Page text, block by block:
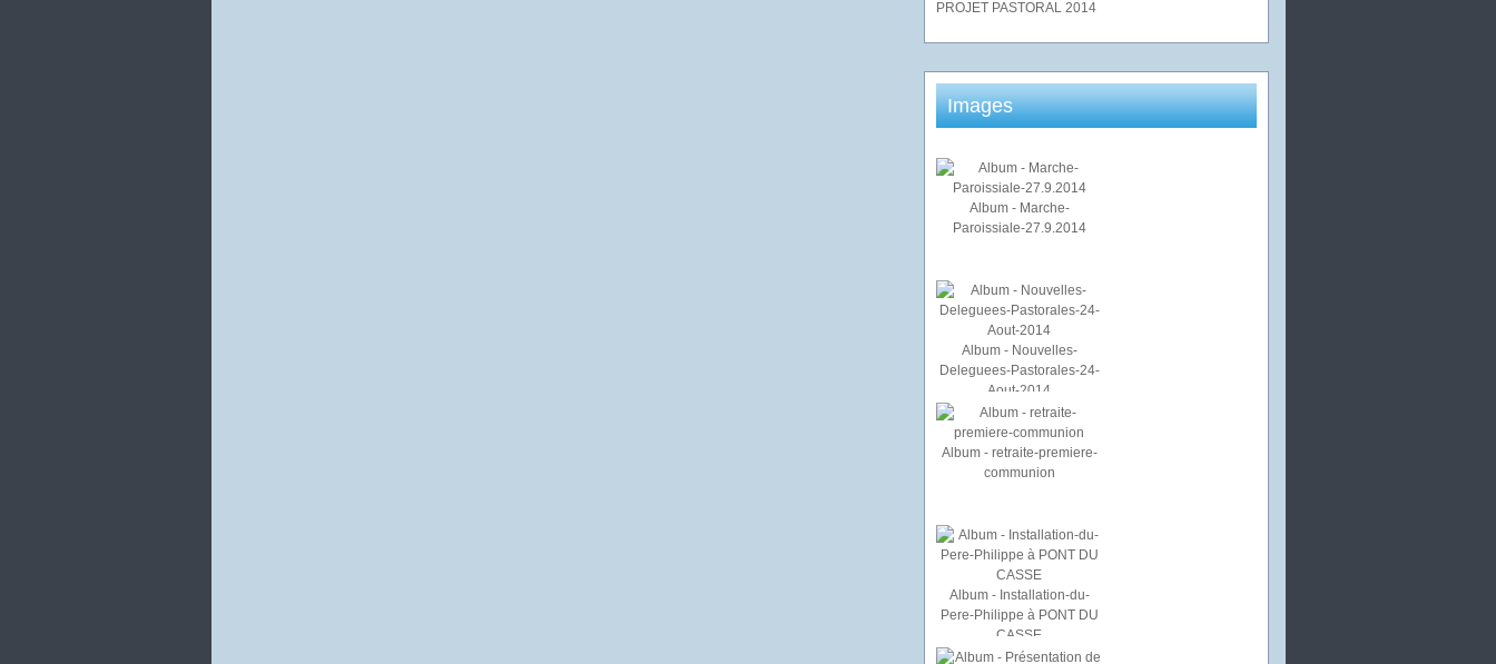
PROJET PASTORAL 2014
Images
Album - Marche-
Paroissiale-27.9.2014
Album - Nouvelles-
Deleguees-Pastorales-24-
Aout-2014
Album - retraite-premiere-
communion
Album - Installation-du-
Pere-Philippe à PONT DU
CASSE